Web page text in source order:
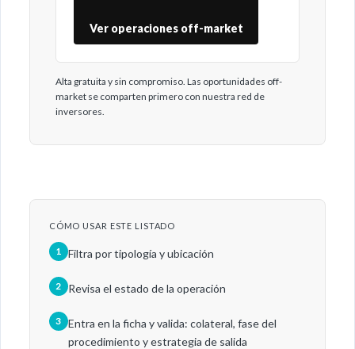
Ver operaciones off-market
Alta gratuita y sin compromiso. Las oportunidades off-
market se comparten primero con nuestra red de
inversores.
CÓMO USAR ESTE LISTADO
1 Filtra por tipología y ubicación
2 Revisa el estado de la operación
3 Entra en la ficha y valida: colateral, fase del
procedimiento y estrategia de salida